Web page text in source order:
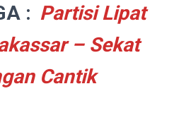
: Partisi Lipat
– Sekat
Cantik